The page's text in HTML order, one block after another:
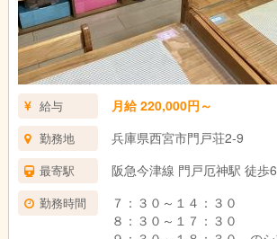
給与 月給 220,000円～
勤務地 兵庫県西宮市門戸荘2-9
最寄駅 阪急今津線 門戸厄神駅 徒歩
勤務時間
７：３０～１４：３０
８：３０～１７：３０